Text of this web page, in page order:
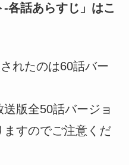
各話あらすじ 」はこ
れたのは60話バー
版全50話バージョ
すのでご注意くだ